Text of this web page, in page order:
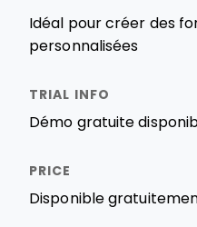
Idéal pour créer des
personnalisées
Démo gratuite
Disponible